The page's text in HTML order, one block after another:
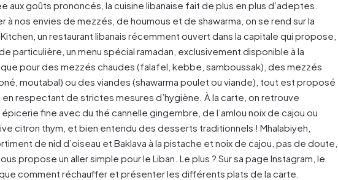
aux goûts prononcés, la cuisine libanaise fait de plus en plus d’adeptes.
à nos envies de mezzés, de houmous et de shawarma, on se rend sur la
un restaurant libanais récemment ouvert dans la capitale qui propose,
particulière, un menu spécial ramadan, exclusivement disponible à la
pour des mezzés chaudes (falafel, kebbe, samboussak), des mezzés
moutabal) ou des viandes (shawarma poulet ou viande), tout est proposé
respectant de strictes mesures d’hygiène. À la carte, on retrouve
fine avec du thé cannelle gingembre, de l’amlou noix de cajou ou
citron thym, et bien entendu des desserts traditionnels ! Mhalabiyeh,
de nid d’oiseau et Baklava à la pistache et noix de cajou, pas de doute,
propose un aller simple pour le Liban. Le plus ? Sur sa page Instagram, le
comment réchauffer et présenter les différents plats de la carte.